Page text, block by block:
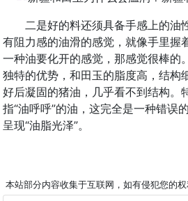
二是好的料还须具备手感上的油
有阻力感的油滑的感觉，就像手里握
一种油要化开的感觉，那感觉很棒的
独特的优势，和田玉的脂度高，结构
好后凝固的猪油，几乎看不到结构。
指“油呼呼”的油，这完全是一种错误
呈现“油脂光泽”。
本站部分内容收集于互联网，如有侵犯您的权